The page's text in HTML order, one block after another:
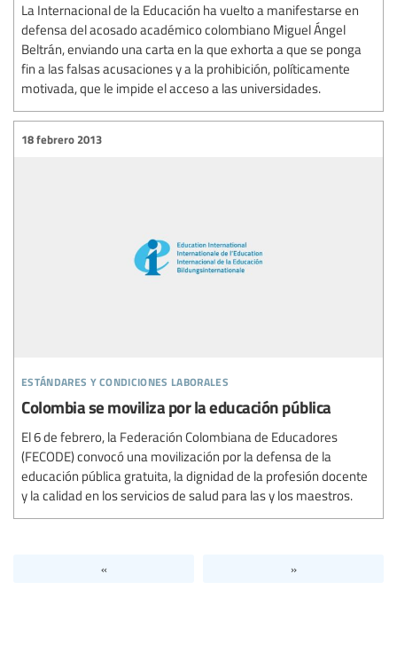
La Internacional de la Educación ha vuelto a manifestarse en
defensa del acosado académico colombiano Miguel Ángel
Beltrán, enviando una carta en la que exhorta a que se ponga
fin a las falsas acusaciones y a la prohibición, políticamente
motivada, que le impide el acceso a las universidades.
estándares y condiciones laborales
18 febrero 2013
Colombia se moviliza por la educación pública
El 6 de febrero, la Federación Colombiana de Educadores
(FECODE) convocó una movilización por la defensa de la
educación pública gratuita, la dignidad de la profesión docente
y la calidad en los servicios de salud para las y los maestros.
« »